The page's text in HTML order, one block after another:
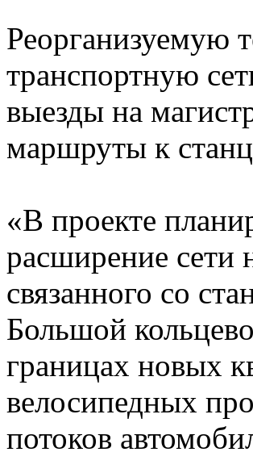
Реорганизуемую
транспортную
выезды на
маршруты к
«В проекте
расширение сети
связанного со
Большой
границах новых
велосипедных
потоков